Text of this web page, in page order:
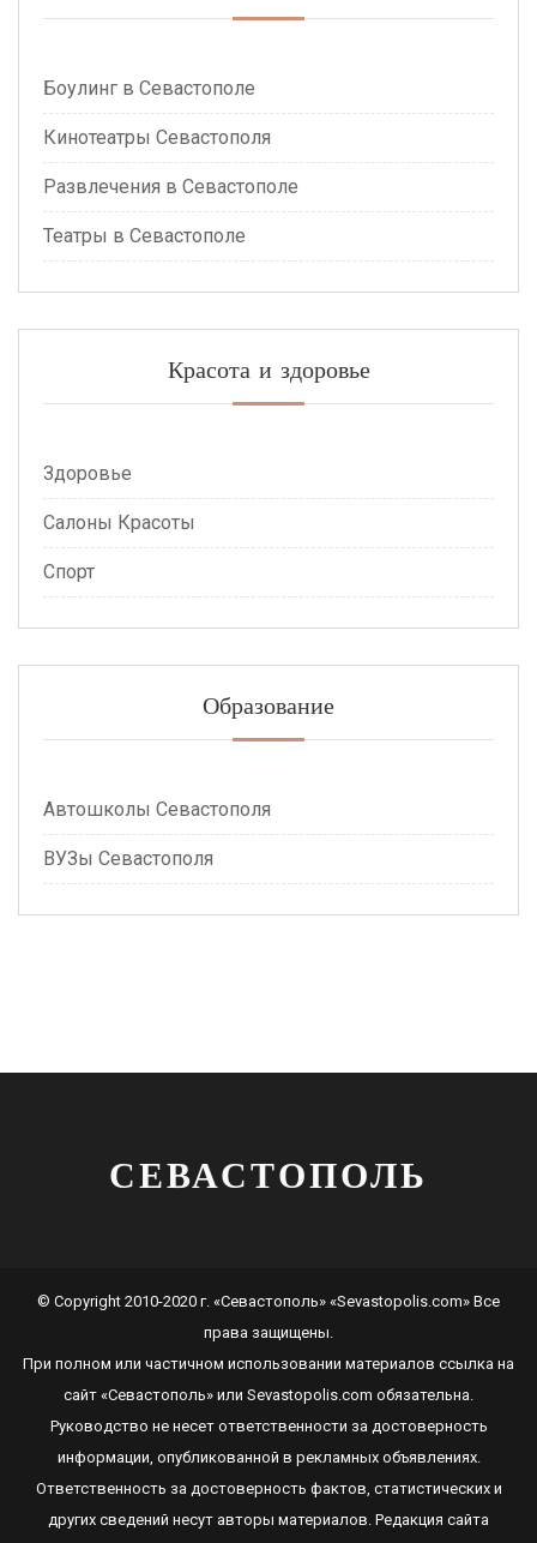
Боулинг в Севастополе
Кинотеатры Севастополя
Развлечения в Севастополе
Театры в Севастополе
Красота и здоровье
Здоровье
Салоны Красоты
Спорт
Образование
Автошколы Севастополя
ВУЗы Севастополя
СЕВАСТОПОЛЬ
© Copyright 2010-2020 г. «Севастополь» «Sevastopolis.com» Все
права защищены.
При полном или частичном использовании материалов ссылка на
сайт «Севастополь» или Sevastopolis.com обязательна.
Руководство не несет ответственности за достоверность
информации, опубликованной в рекламных объявлениях.
Ответственность за достоверность фактов, статистических и
других сведений несут авторы материалов. Редакция сайта